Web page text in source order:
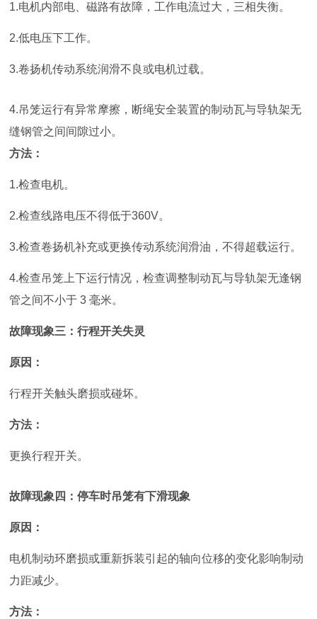
1.电机内部电、磁路有故障，工作电流过大，三相失衡。
2.低电压下工作。
3.卷扬机传动系统润滑不良或电机过载。
4.吊笼运行有异常摩擦，断绳安全装置的制动瓦与导轨架无
缝钢管之间间隙过小。
方法：
1.检查电机。
2.检查线路电压不得低于360V。
3.检查卷扬机补充或更换传动系统润滑油，不得超载运行。
4.检查吊笼上下运行情况，检查调整制动瓦与导轨架无逢钢
管之间不小于 3 毫米。
故障现象三：行程开关失灵
原因：
行程开关触头磨损或碰坏。
方法：
更换行程开关。
故障现象四：停车时吊笼有下滑现象
原因：
电机制动环磨损或重新拆装引起的轴向位移的变化影响制动
力距减少。
方法：